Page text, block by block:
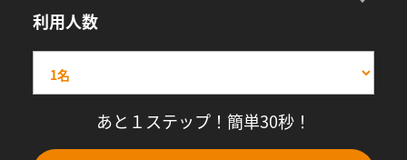
利用人数
あと１ステップ！簡単30秒！